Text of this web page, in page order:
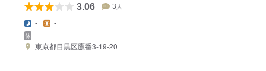
3.06 3 人
- -
-
東京都目黒区鷹番3-19-20